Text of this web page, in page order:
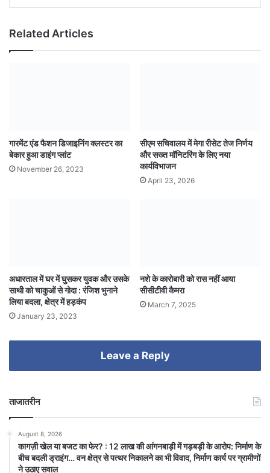
Related Articles
गारमेंट एंड फैशन डिजाइनिंग क्लस्टर का
बेकार हुआ डाइंग प्लांट
November 26, 2023
सीएम सचिवालय में मेगा रीसेट तेज निर्णय
और सख्त मॉनिटरिंग के लिए नया
कार्यविभाजन
April 23, 2026
अधारताल में घर में घुसकर युवक और उसके
साथी को चाकुओं से गोदा : रंजिश भुनाने
लिया बदला, क्षेत्र में हड़कंप
January 23, 2023
नशे के कारोबारी को रास नहीं आया
सीसीटीवी कैमरा
March 7, 2025
Leave a Reply
ताजातरीन
August 8, 2026
कागज़ी खेल या बजट का फेर? : 12 लाख की आंगनबाड़ी में गड़बड़ी के आरोप: निर्माण के
बीच बदली ड्राइंग… वन क्षेत्र से पत्थर निकालने का भी विवाद, निर्माण कार्य पर ग्रामीणों
ने उठाए सवाल